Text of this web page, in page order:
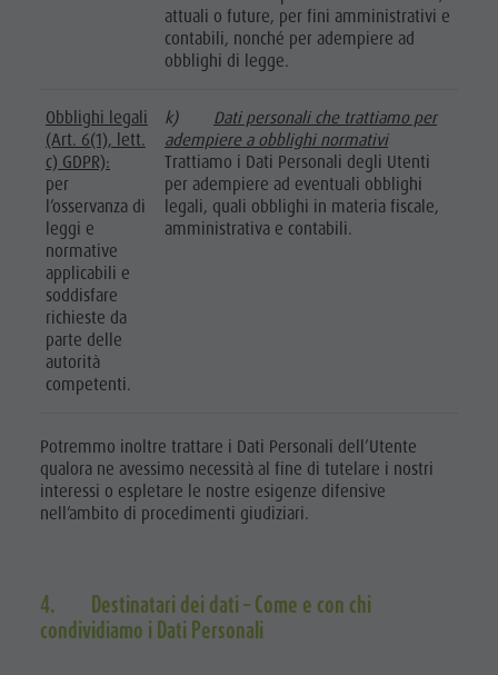
attuali o future, per fini amministrativi e
contabili, nonché per adempiere ad
obblighi di legge.
Obblighi legali
(Art. 6(1), lett.
c) GDPR):
per
l’osservanza di
leggi e
normative
applicabili e
soddisfare
richieste da
parte delle
autorità
competenti.
k) Dati personali che trattiamo per
adempiere a obblighi normativi
Trattiamo i Dati Personali degli Utenti
per adempiere ad eventuali obblighi
legali, quali obblighi in materia fiscale,
amministrativa e contabili.
Potremmo inoltre trattare i Dati Personali dell’Utente
qualora ne avessimo necessità al fine di tutelare i nostri
interessi o espletare le nostre esigenze difensive
nell’ambito di procedimenti giudiziari.
4. Destinatari dei dati – Come e con chi
condividiamo i Dati Personali